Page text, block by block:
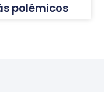
polémicos